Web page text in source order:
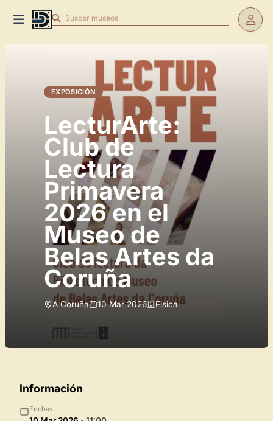
Buscar museos
EXPOSICIÓN
LecturArte:
Club de
Lectura
Primavera
2026 en el
Museo de
Belas Artes da
Coruña
A Coruña 10 Mar 2026 Fisica
Información
Fechas